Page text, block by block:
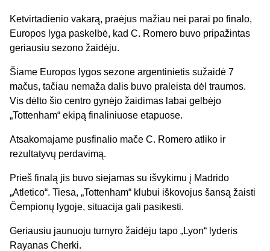
Ketvirtadienio vakarą, praėjus mažiau nei parai po finalo,
Europos lyga paskelbė, kad C. Romero buvo pripažintas
geriausiu sezono žaidėju.
Šiame Europos lygos sezone argentinietis sužaidė 7
mačus, tačiau nemaža dalis buvo praleista dėl traumos.
Vis dėlto šio centro gynėjo žaidimas labai gelbėjo
„Tottenham“ ekipą finaliniuose etapuose.
Atsakomajame pusfinalio mače C. Romero atliko ir
rezultatyvų perdavimą.
Prieš finalą jis buvo siejamas su išvykimu į Madrido
„Atletico“. Tiesa, „Tottenham“ klubui iškovojus šansą žaisti
Čempionų lygoje, situacija gali pasikesti.
Geriausiu jaunuoju turnyro žaidėju tapo „Lyon“ lyderis
Rayanas Cherki.